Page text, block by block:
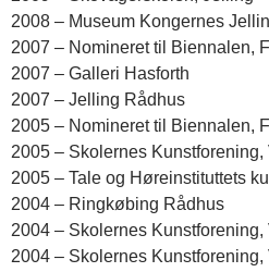
2008 – Museum Kongernes
2007 – Nomineret til Biennalen,
2007 – Galleri Hasforth
2007 – Jelling Rådhus
2005 – Nomineret til Biennalen,
2005 – Skolernes Kunstforening,
2005 – Tale og Høreinstituttets
2004 – Ringkøbing Rådhus
2004 – Skolernes Kunstforening,
2004 – Skolernes Kunstforening,